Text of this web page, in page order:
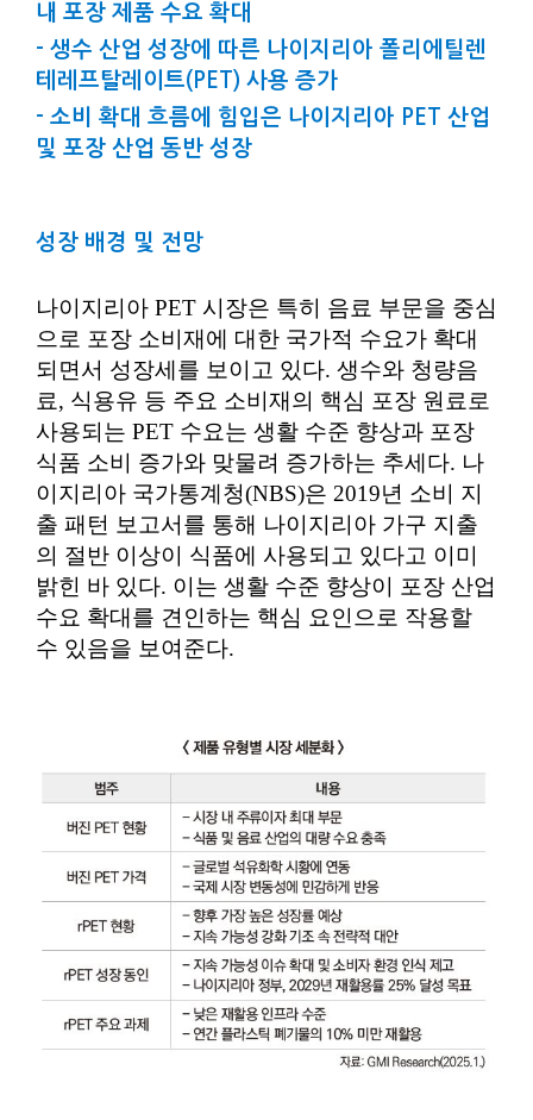
내 포장 제품 수요 확대
- 생수 산업 성장에 따른 나이지리아 폴리에틸렌
테레프탈레이트(PET) 사용 증가
- 소비 확대 흐름에 힘입은 나이지리아 PET 산업
및 포장 산업 동반 성장
성장 배경 및 전망
나이지리아 PET 시장은 특히 음료 부문을 중심
으로 포장 소비재에 대한 국가적 수요가 확대
되면서 성장세를 보이고 있다. 생수와 청량음
료, 식용유 등 주요 소비재의 핵심 포장 원료로
사용되는 PET 수요는 생활 수준 향상과 포장
식품 소비 증가와 맞물려 증가하는 추세다. 나
이지리아 국가통계청(NBS)은 2019년 소비 지
출 패턴 보고서를 통해 나이지리아 가구 지출
의 절반 이상이 식품에 사용되고 있다고 이미
밝힌 바 있다. 이는 생활 수준 향상이 포장 산업
수요 확대를 견인하는 핵심 요인으로 작용할
수 있음을 보여준다.